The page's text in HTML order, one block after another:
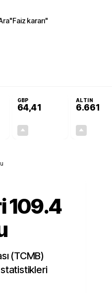
"Faiz kararı"
GBP
64,41
ALTIN
6.661
109.4
(TCMB)